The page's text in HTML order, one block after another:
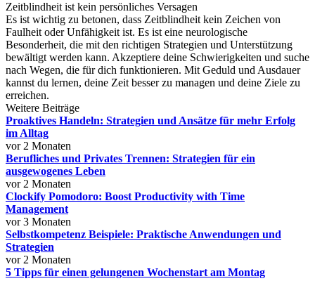
Zeitblindheit ist kein persönliches Versagen
Es ist wichtig zu betonen, dass Zeitblindheit kein Zeichen von
Faulheit oder Unfähigkeit ist. Es ist eine neurologische
Besonderheit, die mit den richtigen Strategien und Unterstützung
bewältigt werden kann. Akzeptiere deine Schwierigkeiten und suche
nach Wegen, die für dich funktionieren. Mit Geduld und Ausdauer
kannst du lernen, deine Zeit besser zu managen und deine Ziele zu
erreichen.
Weitere Beiträge
Proaktives Handeln: Strategien und Ansätze für mehr Erfolg
im Alltag
vor 2 Monaten
Berufliches und Privates Trennen: Strategien für ein
ausgewogenes Leben
vor 2 Monaten
Clockify Pomodoro: Boost Productivity with Time
Management
vor 3 Monaten
Selbstkompetenz Beispiele: Praktische Anwendungen und
Strategien
vor 2 Monaten
5 Tipps für einen gelungenen Wochenstart am Montag